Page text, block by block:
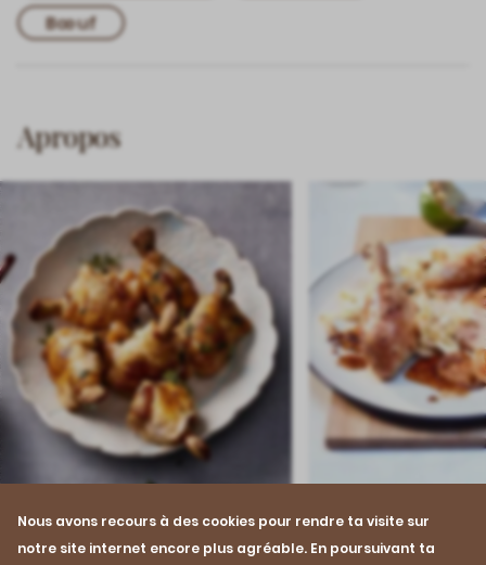
Nous avons recours à des cookies pour rendre ta visite sur
notre site internet encore plus agréable. En poursuivant ta
Bœuf
Apropos
Recette Recette